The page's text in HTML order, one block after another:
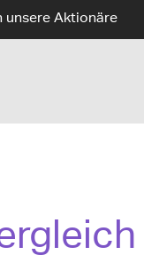
unsere Aktionäre